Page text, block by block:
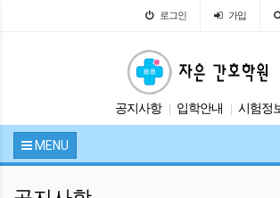
로그인 가입
공지사항 입학안내 시험정
자유게시판
교육안내
MENU